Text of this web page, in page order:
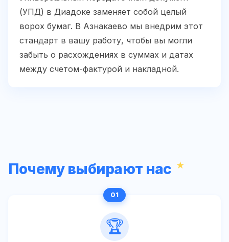
(УПД) в Диадоке заменяет собой целый
ворох бумаг. В Азнакаево мы внедрим этот
стандарт в вашу работу, чтобы вы могли
забыть о расхождениях в суммах и датах
между счетом-фактурой и накладной.
Почему выбирают нас
🏆